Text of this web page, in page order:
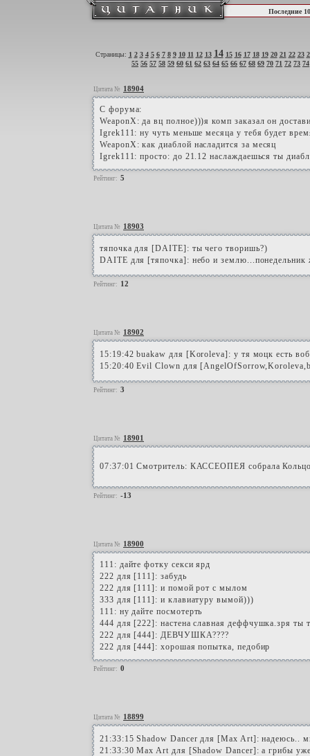
Последние
Страницы: 1 2 3 4 5 6 7 8 9 10 11 12 13 14 15 16 17 18 19 20 21 22 23
55 56 57 58 59 60 61 62 63 64 65 66 67 68 69 70 71 72 73 74
Цитата № 18904
С форума:
WeaponX: да вц полное)))я комп заказал он
Igrek111: ну чуть меньше месяца у тебя будет
WeaponX: как диаблой насладится за месяц
Igrek111: просто: до 21.12 наслаждаешься ты
Рейтинг: 5
Цитата № 18903
тяпочка для [DAITE]: ты чего творишь?)
DAITE для [тяпочка]: небо и землю...понедельник
Рейтинг: 12
Цитата № 18902
15:19:42 buakaw для [Koroleva]: у тя моцк есть
15:20:40 Evil Clown для
Рейтинг: 3
Цитата № 18901
07:37:01 Смотритель: КАССЕОПЕЯ собралa
Рейтинг: -13
Цитата № 18900
111: дайте фотку секси ярд
222 для [111]: забудь
222 для [111]: и помой рот с мылом
333 для [111]: и клавиатуру вымой)))
111: ну дайте посмотерть
444 для [222]: настена славная деффчушка.зря ты
222 для [444]: ДЕВЧУШКА????
222 для [444]: хорошая попытка, педобир
Рейтинг: 0
Цитата № 18899
21:33:15 Shadow Dancer для [Max Art]: надеюсь..
21:33:30 Max Art для [Shadow Dancer]: а грибы